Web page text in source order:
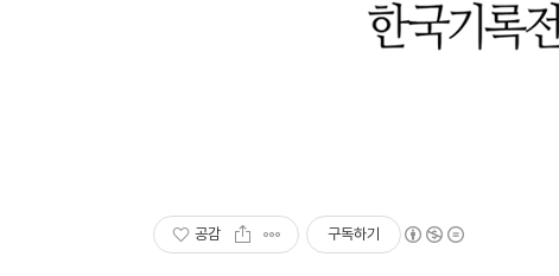
공감 구독하기